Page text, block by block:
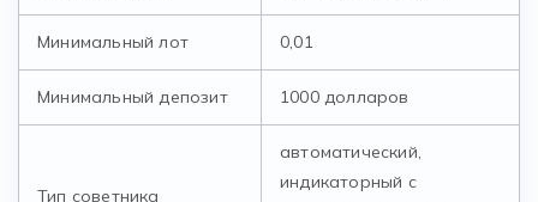
Минимальный лот 0,01
Минимальный депозит 1000 долларов
Тип советника
автоматический,
индикаторный с